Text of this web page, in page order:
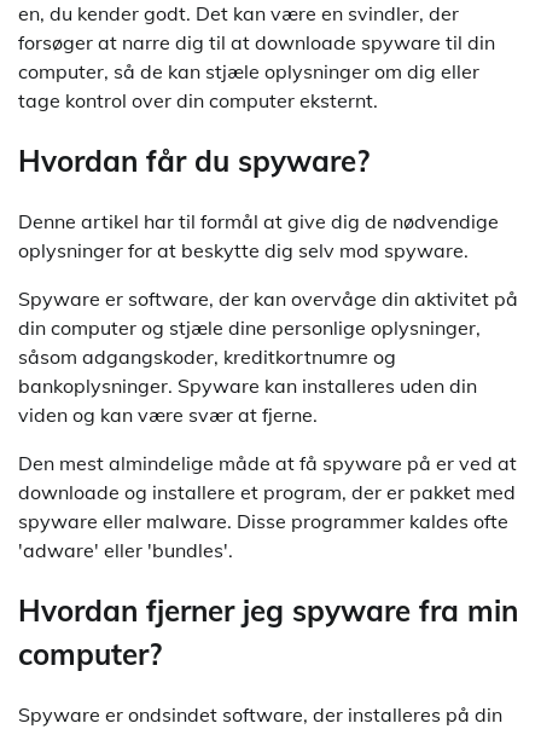
en, du kender godt. Det kan være en svindler, der
forsøger at narre dig til at downloade spyware til din
computer, så de kan stjæle oplysninger om dig eller
tage kontrol over din computer eksternt.
Hvordan får du spyware?
Denne artikel har til formål at give dig de nødvendige
oplysninger for at beskytte dig selv mod spyware.
Spyware er software, der kan overvåge din aktivitet på
din computer og stjæle dine personlige oplysninger,
såsom adgangskoder, kreditkortnumre og
bankoplysninger. Spyware kan installeres uden din
viden og kan være svær at fjerne.
Den mest almindelige måde at få spyware på er ved at
downloade og installere et program, der er pakket med
spyware eller malware. Disse programmer kaldes ofte
'adware' eller 'bundles'.
Hvordan fjerner jeg spyware fra min
computer?
Spyware er ondsindet software, der installeres på din